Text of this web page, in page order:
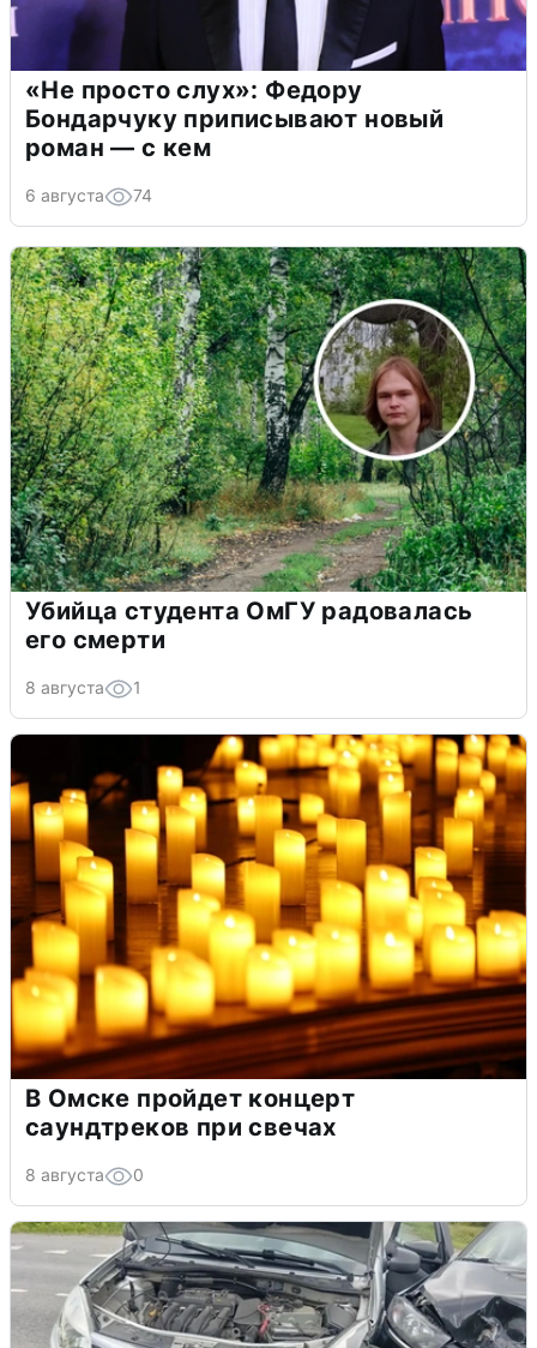
«Не просто слух»: Федору
Бондарчуку приписывают новый
роман — с кем
6 августа 74
Убийца студента ОмГУ радовалась
его смерти
8 августа 1
В Омске пройдет концерт
саундтреков при свечах
8 августа 0